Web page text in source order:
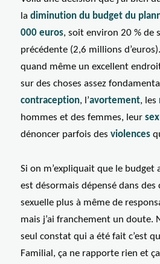
la diminution du budget du
000 euros, soit environ 20 % de
précédente (2,6 millions
quand même un excellent
sur des choses assez
contraception, l’avortement, les
hommes et des femmes, leur
dénoncer parfois des violences
Si on m’expliquait que le budget
est désormais dépensé dans des
sexuelle plus à même de
mais j’ai franchement un doute.
seul constat qui a été fait c’est
Familial, ça ne rapporte rien et